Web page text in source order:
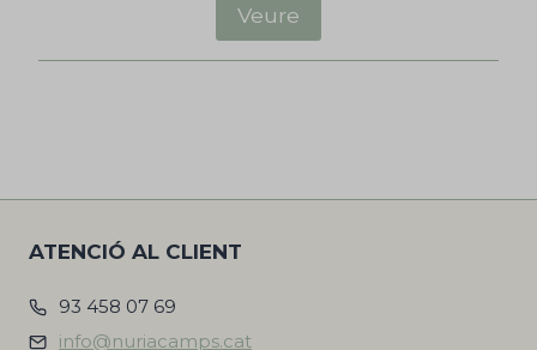
Veure
ATENCIÓ AL CLIENT
93 458 07 69
info@nuriacamps.cat